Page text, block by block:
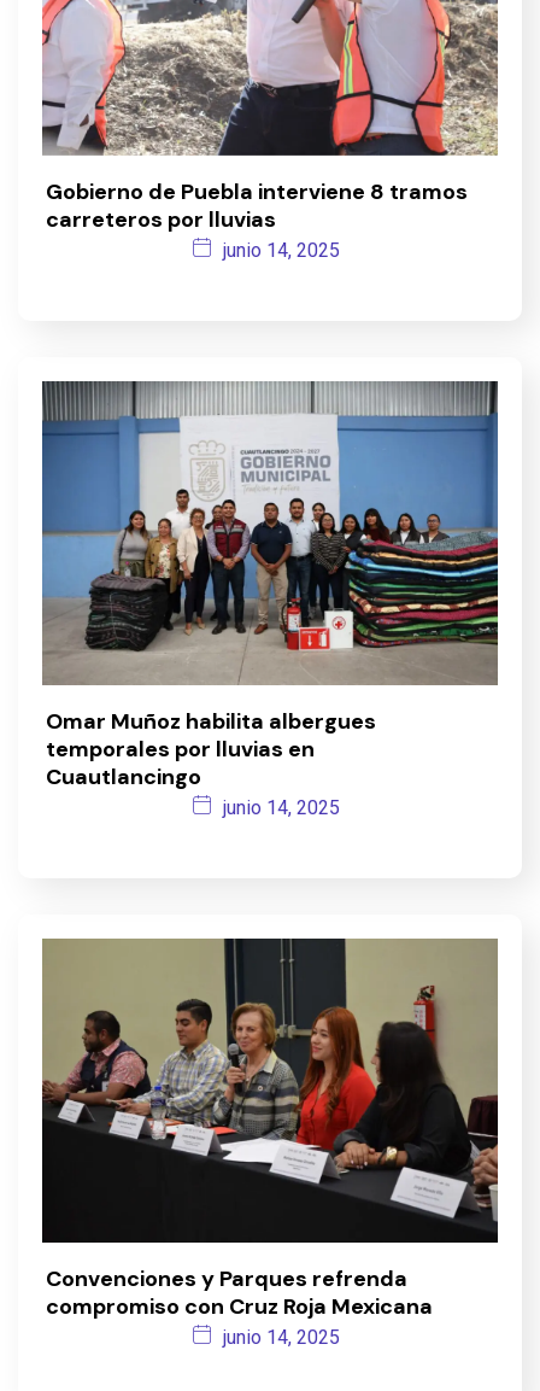
Gobierno de Puebla interviene 8 tramos
carreteros por lluvias
junio 14, 2025
Omar Muñoz habilita albergues
temporales por lluvias en
Cuautlancingo
junio 14, 2025
Convenciones y Parques refrenda
compromiso con Cruz Roja Mexicana
junio 14, 2025